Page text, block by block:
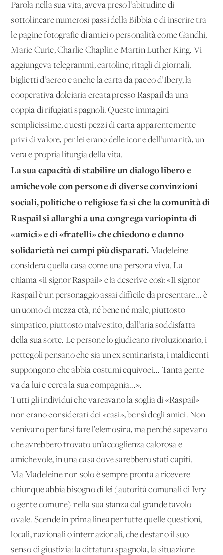
Parola nella sua vita, aveva preso l’abitudine di
sottolineare numerosi passi della Bibbia e di inserire tra
le pagine fotografie di amici o personalità come Gandhi,
Marie Curie, Charlie Chaplin e Martin Luther King. Vi
aggiungeva telegrammi, cartoline, ritagli di giornali,
biglietti d’aereo e anche la carta da pacco d’Ibery, la
cooperativa dolciaria creata presso Raspail da una
coppia di rifugiati spagnoli. Queste immagini
semplicissime, questi pezzi di carta apparentemente
privi di valore, per lei erano delle icone dell’umanità, un
vera e propria liturgia della vita.
La sua capacità di stabilire un dialogo libero e
amichevole con persone di diverse convinzioni
sociali, politiche o religiose fa sì che la comunità di
Raspail si allarghi a una congrega variopinta di
«amici» e di «fratelli» che chiedono e danno
solidarietà nei campi più disparati. Madeleine
considera quella casa come una persona viva. La
chiama «il signor Raspail» e la descrive così: «Il signor
Raspail è un personaggio assai difficile da presentare... è
un uomo di mezza età, né bene né male, piuttosto
simpatico, piuttosto malvestito, dall’aria soddisfatta
della sua sorte. Le persone lo giudicano rivoluzionario, i
pettegoli pensano che sia un ex seminarista, i maldicenti
suppongono che abbia costumi equivoci... Tanta gente
va da lui e cerca la sua compagnia...».
Tutti gli individui che varcavano la soglia di «Raspail»
non erano considerati dei «casi», bensì degli amici. Non
venivano per farsi fare l’elemosina, ma perché sapevano
che avrebbero trovato un’accoglienza calorosa e
amichevole, in una casa dove sarebbero stati capiti.
Ma Madeleine non solo è sempre pronta a ricevere
chiunque abbia bisogno di lei (autorità comunali di Ivry
o gente comune) nella sua stanza dal grande tavolo
ovale. Scende in prima linea per tutte quelle questioni,
locali, nazionali o internazionali, che destano il suo
senso di giustizia: la dittatura spagnola, la situazione